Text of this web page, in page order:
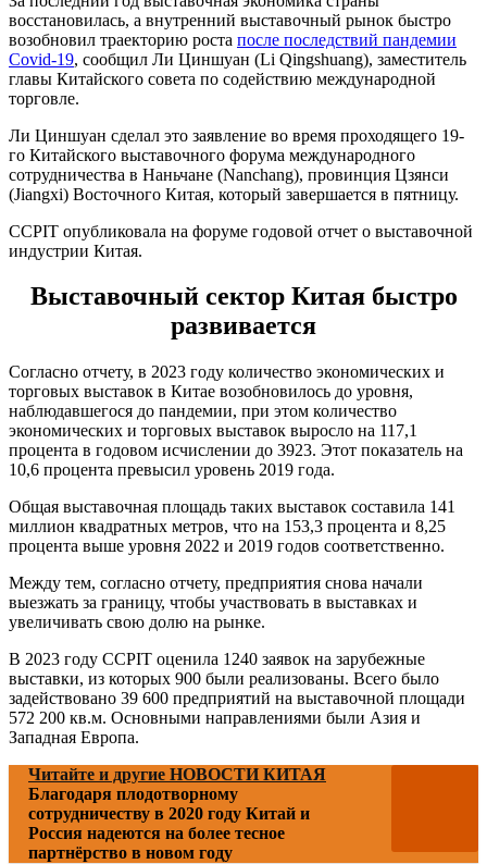
восстановилась, а внутренний выставочный рынок быстро
возобновил траекторию роста после последствий пандемии
Covid-19, сообщил Ли Циншуан (Li Qingshuang), заместитель
главы Китайского совета по содействию международной
торговле.
Ли Циншуан сделал это заявление во время проходящего 19-
го Китайского выставочного форума международного
сотрудничества в Наньчане (Nanchang), провинция Цзянси
(Jiangxi) Восточного Китая, который завершается в пятницу.
CCPIT опубликовала на форуме годовой отчет о выставочной
индустрии Китая.
Выставочный сектор Китая быстро
развивается
Согласно отчету, в 2023 году количество экономических и
торговых выставок в Китае возобновилось до уровня,
наблюдавшегося до пандемии, при этом количество
экономических и торговых выставок выросло на 117,1
процента в годовом исчислении до 3923. Этот показатель на
10,6 процента превысил уровень 2019 года.
Общая выставочная площадь таких выставок составила 141
миллион квадратных метров, что на 153,3 процента и 8,25
процента выше уровня 2022 и 2019 годов соответственно.
Между тем, согласно отчету, предприятия снова начали
выезжать за границу, чтобы участвовать в выставках и
увеличивать свою долю на рынке.
В 2023 году CCPIT оценила 1240 заявок на зарубежные
выставки, из которых 900 были реализованы. Всего было
задействовано 39 600 предприятий на выставочной площади
572 200 кв.м. Основными направлениями были Азия и
Западная Европа.
Читайте и другие НОВОСТИ КИТАЯ
Благодаря плодотворному
сотрудничеству в 2020 году Китай и
Россия надеются на более тесное
партнёрство в новом году